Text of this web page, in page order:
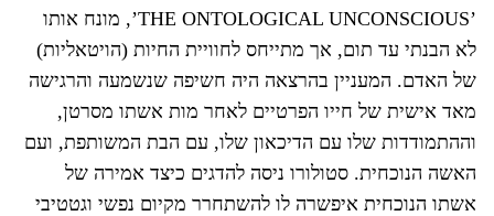
’THE ONTOLOGICAL UNCONSCIOUS’, מונח אותו
לא הבנתי עד תום, אך מתייחס לחוויית החיות (הויטאליות)
של האדם. המעניין בהרצאה היה חשיפה שנשמעה והרגישה
מאד אישית של חייו הפרטיים לאחר מות אשתו מסרטן,
וההתמודדות שלו עם הדיכאון שלו, עם הבת המשותפת, ועם
האשה הנוכחית. סטולורו ניסה להדגים כיצד אמירה של
אשתו הנוכחית איפשרה לו להשתחרר מקיום נפשי וגטטיבי